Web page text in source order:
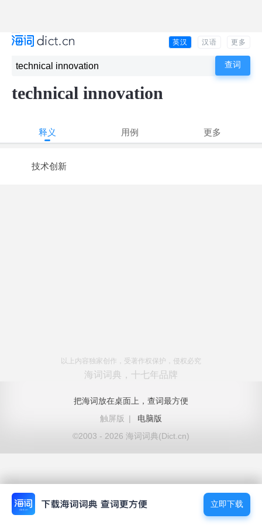
英汉 汉语 更多
technical innovation
释义 用例 更多
技术创新
以上内容独家创作，受著作权保护，侵权必究
海词词典，十七年品牌
把海词放在桌面上，查词最方便
触屏版
|
电脑版
©2003 - 2026 海词词典(Dict.cn)
立即下载
立即下载